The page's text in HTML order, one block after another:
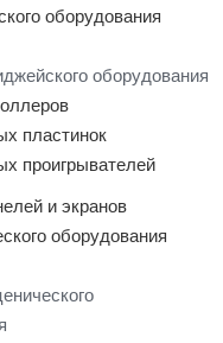
оборудования
оборудования
пластинок
проигрывателей
и экранов
оборудования